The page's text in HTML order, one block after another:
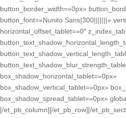
button_border_width=»0px»
button_font=»Nunito Sans|300|||||||»
horizontal_offset_tablet=»0″
box_shadow_horizontal_tablet=»0px»
box_shadow_vertical_tablet=»0px»
box_shadow_spread_tablet=»0px»
[/et_pb_column][/et_pb_row][/